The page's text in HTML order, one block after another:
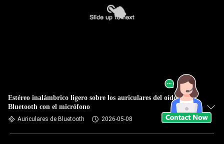
Estéreo inalámbrico ligero sobre los auriculares del oído JL
Bluetooth con el micrófono
Auriculares de Bluetooth 2026-05-08